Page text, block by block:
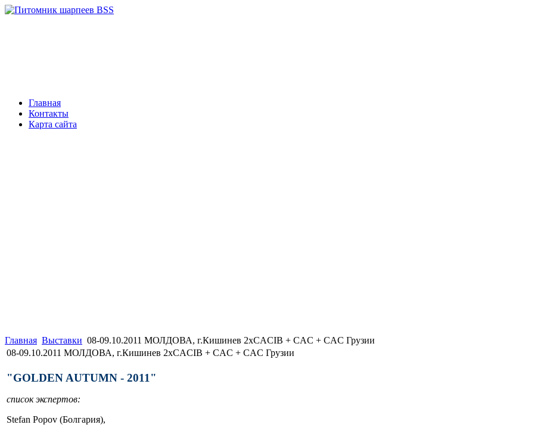
Главная
Контакты
Карта сайта
Главная Выставки 08-09.10.2011 МОЛДОВА, г.Кишинев 2хCACIB + CAC + CAC Грузии
08-09.10.2011 МОЛДОВА, г.Кишинев 2хCACIB + CAC + CAC Грузии
"GOLDEN AUTUMN - 2011"
список экспертов:
Stefan Popov (Болгария),